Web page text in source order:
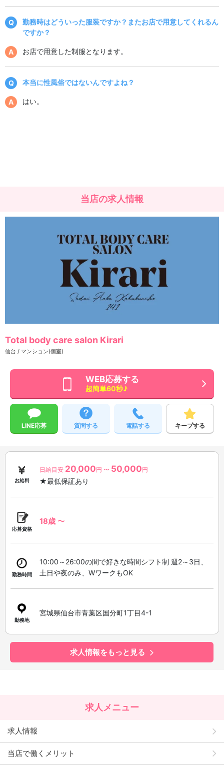
勤務時はどういった服装ですか？またお店で用意してくれるん
ですか？
お店で用意した制服となります。
本当に性風俗ではないんですよね？
はい。
当店の求人情報
Total body care salon Kirari
仙台 / マンション(個室)
WEB応募する
超簡単60秒♪
LINE応募 質問する 電話する キープする
お給料
日給目安 20,000円 〜 50,000円
★最低保証あり
応募資格
18歳〜
勤務時間
10:00～26:00の間で好きな時間シフト制 週2～3日、
土日や夜のみ、WワークもOK
勤務地
宮城県仙台市青葉区国分町1丁目4-1
求人情報をもっと見る
求人メニュー
求人情報
当店で働くメリット